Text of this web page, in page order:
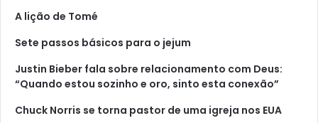
A lição de Tomé
Sete passos básicos para o jejum
Justin Bieber fala sobre relacionamento com Deus:
“Quando estou sozinho e oro, sinto esta conexão”
Chuck Norris se torna pastor de uma igreja nos EUA